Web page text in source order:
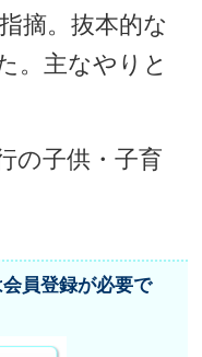
摘。抜本的な
。主なやりと
の子供・子育
員登録が必要で